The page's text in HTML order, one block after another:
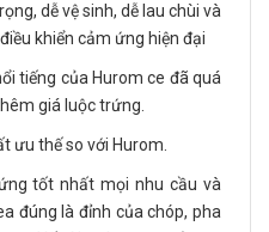
dễ vệ sinh, dễ lau chùi và
khiển cảm ứng hiện đại
tiếng của Hurom ce đã quá
giá luộc trứng.
ưu thế so với Hurom.
tốt nhất mọi nhu cầu và
đúng là đỉnh của chóp, pha